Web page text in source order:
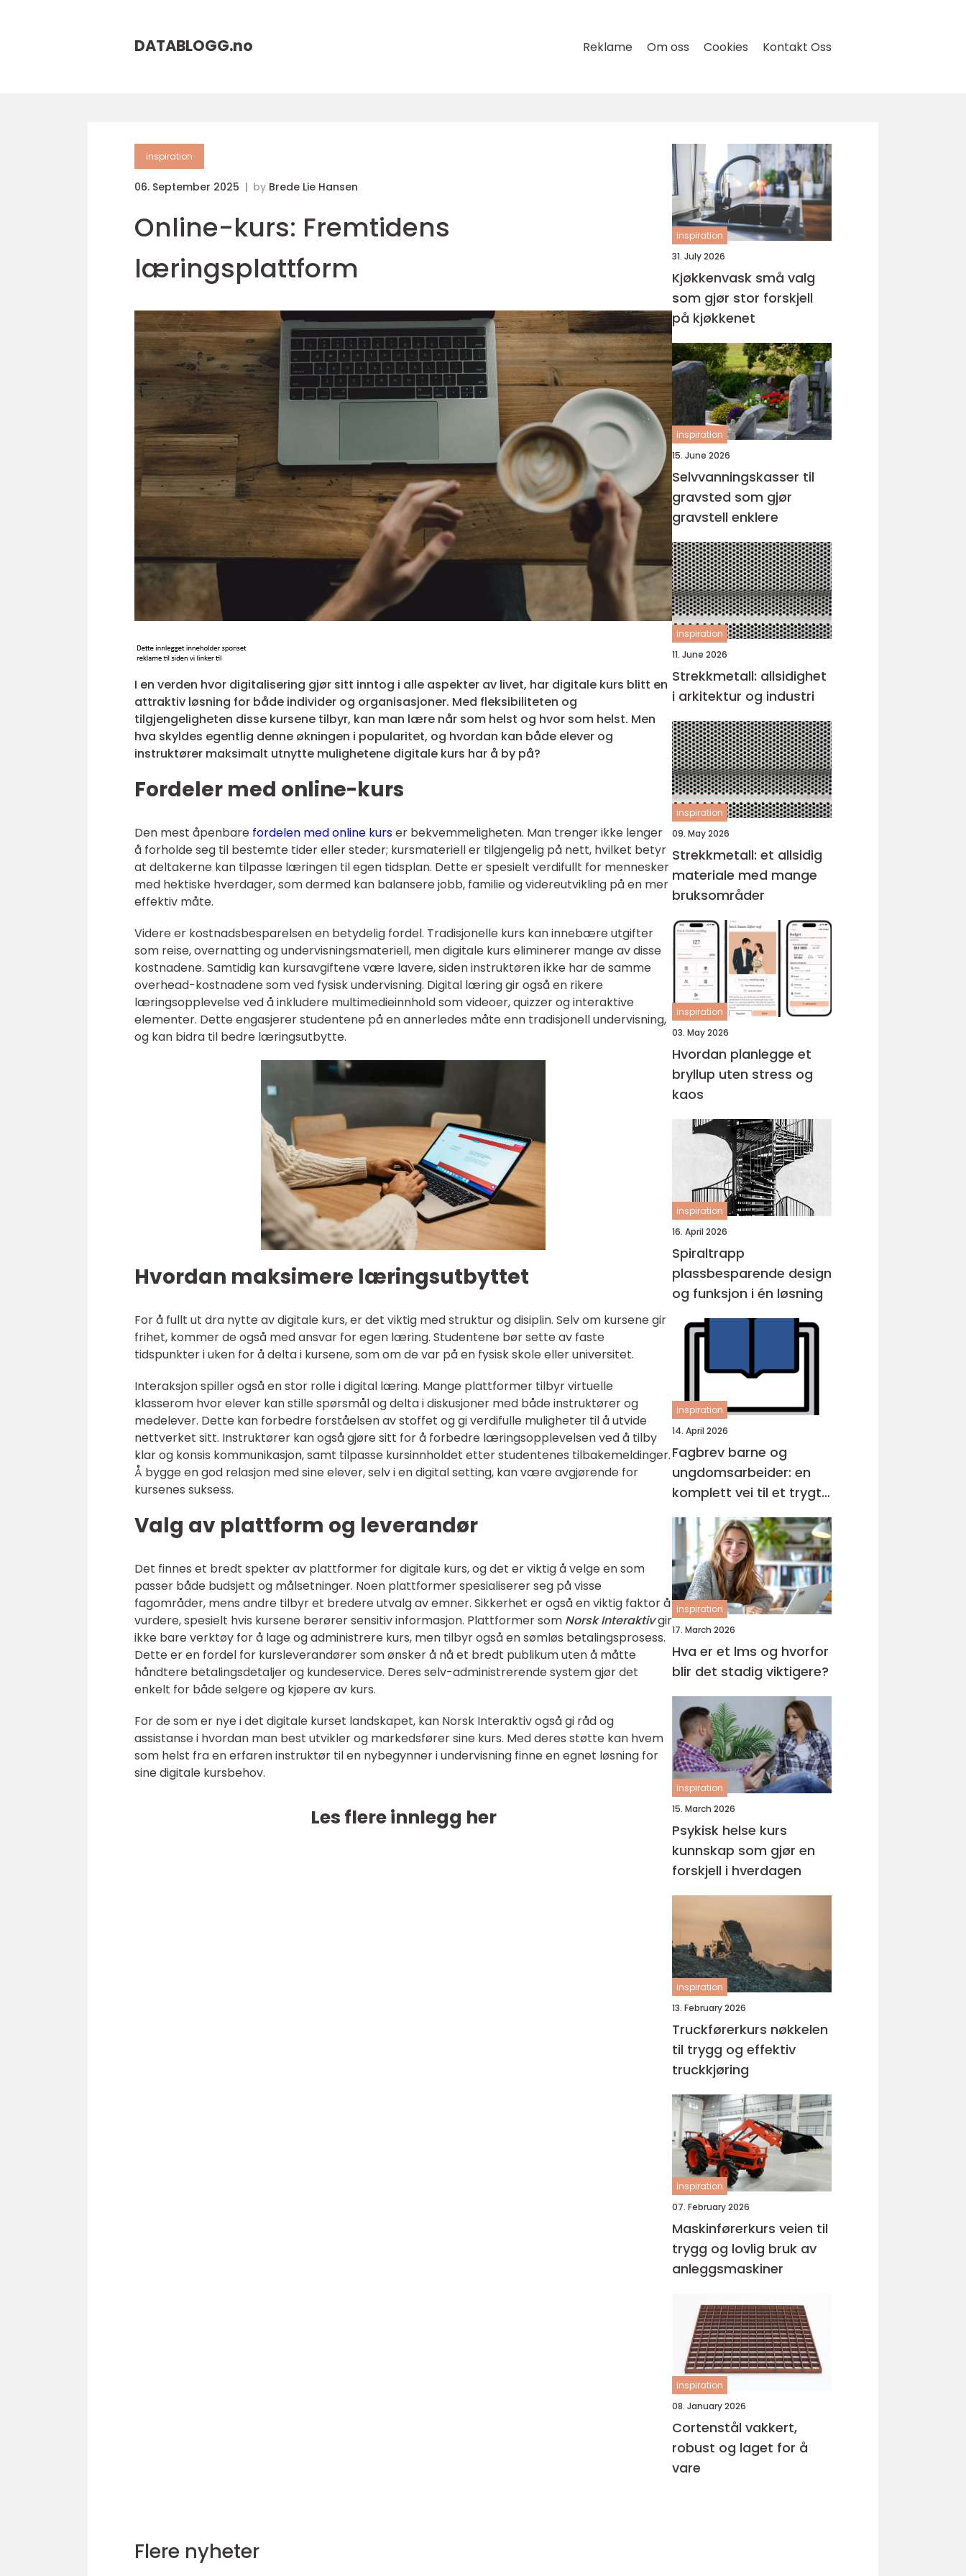
DATABLOGG.no Reklame Om oss Cookies Kontakt Oss
inspiration
06. September 2025 by Brede Lie Hansen
Online-kurs: Fremtidens
læringsplattform
I en verden hvor digitalisering gjør sitt inntog i alle aspekter av livet, har digitale kurs blitt en
attraktiv løsning for både individer og organisasjoner. Med fleksibiliteten og
tilgjengeligheten disse kursene tilbyr, kan man lære når som helst og hvor som helst. Men
hva skyldes egentlig denne økningen i popularitet, og hvordan kan både elever og
instruktører maksimalt utnytte mulighetene digitale kurs har å by på?
Fordeler med online-kurs
Den mest åpenbare fordelen med online kurser bekvemmeligheten. Man trenger ikke lenger
å forholde seg til bestemte tider eller steder; kursmateriell er tilgjengelig på nett, hvilket betyr
at deltakerne kan tilpasse læringen til egen tidsplan. Dette er spesielt verdifullt for mennesker
med hektiske hverdager, som dermed kan balansere jobb, familie og videreutvikling på en mer
effektiv måte.
Videre er kostnadsbesparelsen en betydelig fordel. Tradisjonelle kurs kan innebære utgifter
som reise, overnatting og undervisningsmateriell, men digitale kurs eliminerer mange av disse
kostnadene. Samtidig kan kursavgiftene være lavere, siden instruktøren ikke har de samme
overhead-kostnadene som ved fysisk undervisning. Digital læring gir også en rikere
læringsopplevelse ved å inkludere multimedieinnhold som videoer, quizzer og interaktive
elementer. Dette engasjerer studentene på en annerledes måte enn tradisjonell undervisning,
og kan bidra til bedre læringsutbytte.
Hvordan maksimere læringsutbyttet
For å fullt ut dra nytte av digitale kurs, er det viktig med struktur og disiplin. Selv om kursene gir
frihet, kommer de også med ansvar for egen læring. Studentene bør sette av faste
tidspunkter i uken for å delta i kursene, som om de var på en fysisk skole eller universitet.
Interaksjon spiller også en stor rolle i digital læring. Mange plattformer tilbyr virtuelle
klasserom hvor elever kan stille spørsmål og delta i diskusjoner med både instruktører og
medelever. Dette kan forbedre forståelsen av stoffet og gi verdifulle muligheter til å utvide
nettverket sitt. Instruktører kan også gjøre sitt for å forbedre læringsopplevelsen ved å tilby
klar og konsis kommunikasjon, samt tilpasse kursinnholdet etter studentenes tilbakemeldinger.
Å bygge en god relasjon med sine elever, selv i en digital setting, kan være avgjørende for
kursenes suksess.
Valg av plattform og leverandør
Det finnes et bredt spekter av plattformer for digitale kurs, og det er viktig å velge en som
passer både budsjett og målsetninger. Noen plattformer spesialiserer seg på visse
fagområder, mens andre tilbyr et bredere utvalg av emner. Sikkerhet er også en viktig faktor å
vurdere, spesielt hvis kursene berører sensitiv informasjon. Plattformer som Norsk Interaktivgir
ikke bare verktøy for å lage og administrere kurs, men tilbyr også en sømløs betalingsprosess.
Dette er en fordel for kursleverandører som ønsker å nå et bredt publikum uten å måtte
håndtere betalingsdetaljer og kundeservice. Deres selv-administrerende system gjør det
enkelt for både selgere og kjøpere av kurs.
For de som er nye i det digitale kurset landskapet, kan Norsk Interaktiv også gi råd og
assistanse i hvordan man best utvikler og markedsfører sine kurs. Med deres støtte kan hvem
som helst fra en erfaren instruktør til en nybegynner i undervisning finne en egnet løsning for
sine digitale kursbehov.
Les flere innlegg her
inspiration
31. July 2026
Kjøkkenvask små valg
som gjør stor forskjell
på kjøkkenet
inspiration
15. June 2026
Selvvanningskasser til
gravsted som gjør
gravstell enklere
inspiration
11. June 2026
Strekkmetall: allsidighet
i arkitektur og industri
inspiration
09. May 2026
Strekkmetall: et allsidig
materiale med mange
bruksområder
inspiration
03. May 2026
Hvordan planlegge et
bryllup uten stress og
kaos
inspiration
16. April 2026
Spiraltrapp
plassbesparende design
og funksjon i én løsning
inspiration
14. April 2026
Fagbrev barne og
ungdomsarbeider: en
komplett vei til et trygt
yrke
inspiration
17. March 2026
Hva er et lms og hvorfor
blir det stadig viktigere?
inspiration
15. March 2026
Psykisk helse kurs
kunnskap som gjør en
forskjell i hverdagen
inspiration
13. February 2026
Truckførerkurs nøkkelen
til trygg og effektiv
truckkjøring
inspiration
07. February 2026
Maskinførerkurs veien til
trygg og lovlig bruk av
anleggsmaskiner
inspiration
08. January 2026
Cortenstål vakkert,
robust og laget for å
vare
Flere nyheter